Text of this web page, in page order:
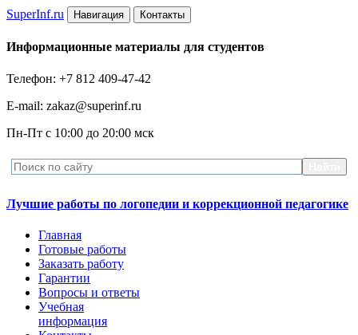
SuperInf.ru Навигация Контакты
Информационные материалы для студентов
Телефон: +7 812 409-47-42
E-mail: zakaz@superinf.ru
Пн-Пт с 10:00 до 20:00 мск
Лучшие работы по логопедии и коррекционной педагогике
Главная
Готовые работы
Заказать работу
Гарантии
Вопросы и ответы
Учебная
информация